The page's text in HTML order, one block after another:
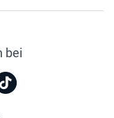
bei